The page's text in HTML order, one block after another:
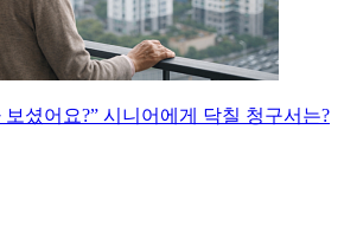
보셨어요?” 시니어에게 닥칠 청구서는?